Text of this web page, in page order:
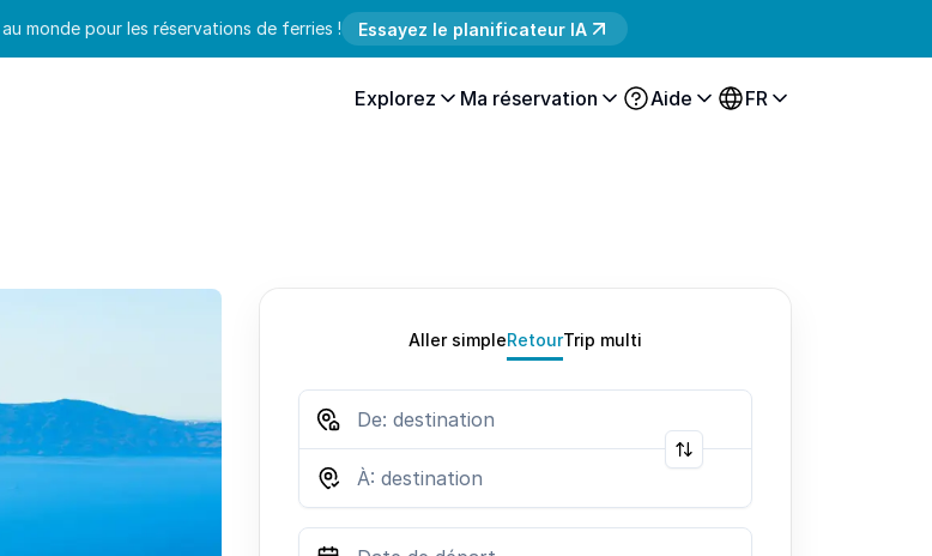
monde pour les réservations de ferries ! Essayez le planificateur IA
Explorez Ma réservation Aide FR
Aller simpleRetourTrip multi